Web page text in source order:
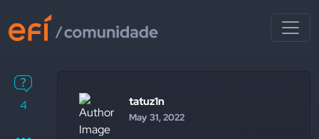
4 tatuz1n
May 31, 2022